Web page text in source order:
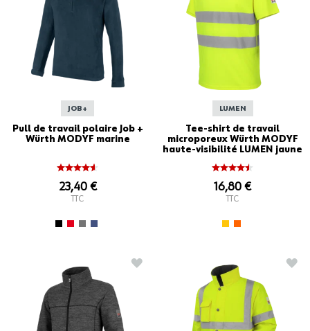
JOB+
Pull de travail polaire Job +
Würth MODYF marine
23,40 €
TTC
LUMEN
Tee-shirt de travail
microporeux Würth MODYF
haute-visibilité LUMEN jaune
16,80 €
TTC
AJOUTER À LA LISTE D'ACHATS